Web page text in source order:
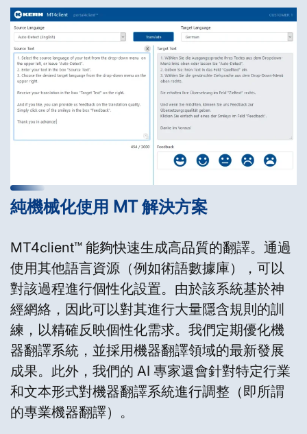
純機械化使用 MT 解決方案
MT4client™ 能夠快速生成高品質的翻譯。通過
使用其他語言資源（例如術語數據庫），可以
對該過程進行個性化設置。由於該系統基於神
經網絡，因此可以對其進行大量隱含規則的訓
練，以精確反映個性化需求。我們定期優化機
器翻譯系統，並採用機器翻譯領域的最新發展
成果。此外，我們的 AI 專家還會針對特定行業
和文本形式對機器翻譯系統進行調整（即所謂
的專業機器翻譯）。